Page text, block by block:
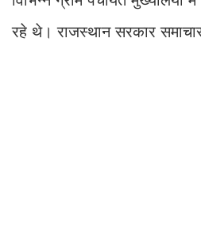
रहे थे। राजस्थान सरकार